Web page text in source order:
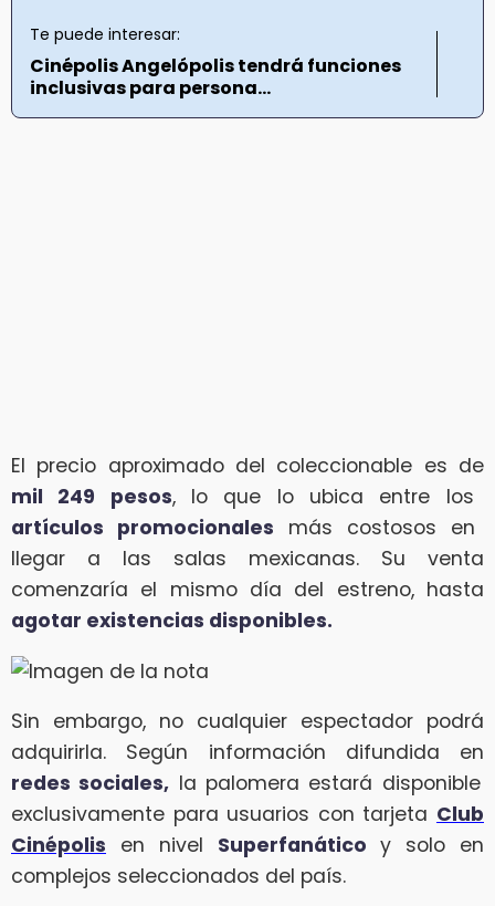
Te puede interesar:
Cinépolis Angelópolis tendrá funciones
inclusivas para persona...
El precio aproximado del coleccionable es de
mil 249 pesos, lo que lo ubica entre los
artículos promocionales más costosos en
llegar a las salas mexicanas. Su venta
comenzaría el mismo día del estreno, hasta
agotar existencias disponibles.
Sin embargo, no cualquier espectador podrá
adquirirla. Según información difundida en
redes sociales, la palomera estará disponible
exclusivamente para usuarios con tarjeta Club
Cinépolis en nivel Superfanático y solo en
complejos seleccionados del país.